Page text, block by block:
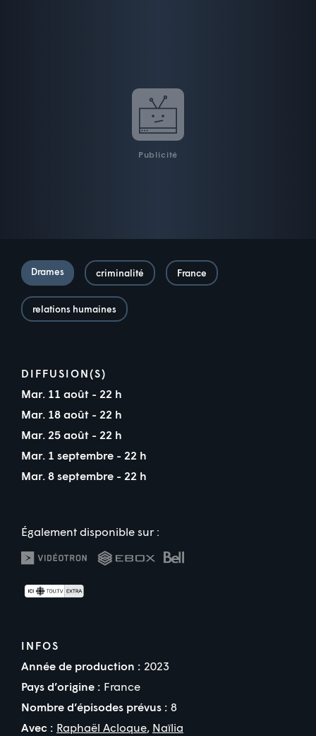
Publicité
Drames criminalité France
relations humaines
DIFFUSION(S)
Mar. 11 août - 22 h
Mar. 18 août - 22 h
Mar. 25 août - 22 h
Mar. 1 septembre - 22 h
Mar. 8 septembre - 22 h
Également disponible sur :
INFOS
Année de production : 2023
Pays d’origine : France
Nombre d’épisodes prévus : 8
Avec : Raphaël Acloque, Naïlia